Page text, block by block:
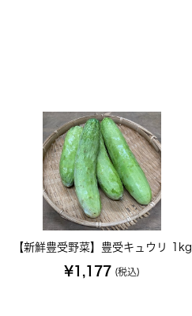
【新鮮豊受野菜】豊受キュウリ 1kg
¥1,177 (税込)